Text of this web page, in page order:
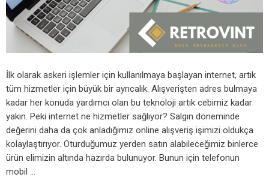
İlk olarak askeri işlemler için kullanılmaya başlayan internet, artık
tüm hizmetler için büyük bir ayrıcalık. Alışverişten adres bulmaya
kadar her konuda yardımcı olan bu teknoloji artık cebimiz kadar
yakın. Peki internet ne hizmetler sağlıyor? Salgın döneminde
değerini daha da çok anladığımız online alışveriş işimizi oldukça
kolaylaştırıyor. Oturduğumuz yerden satın alabileceğimiz binlerce
ürün elimizin altında hazırda bulunuyor. Bunun için telefonun
mobil …